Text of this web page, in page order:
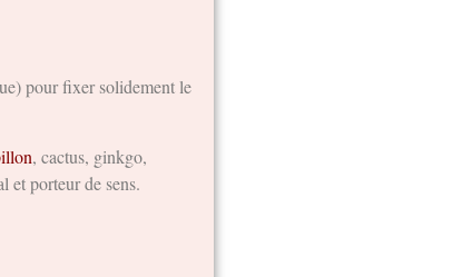
pour fixer solidement le
, cactus, ginkgo,
et porteur de sens.